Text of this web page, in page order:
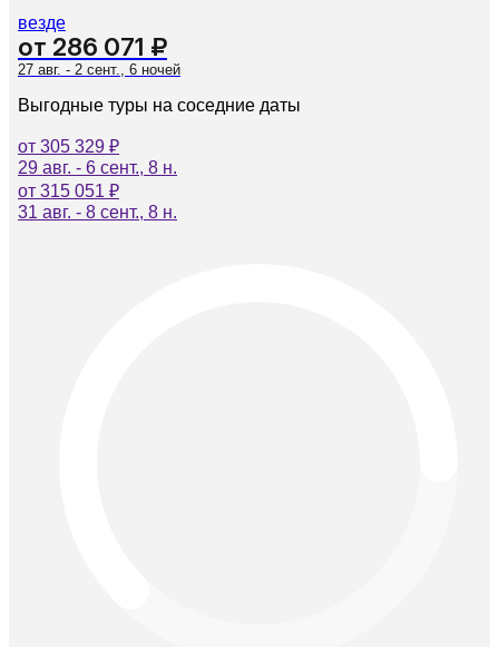
везде
от 286 071 ₽
27 авг. - 2 сент., 6 ночей
Выгодные туры на соседние даты
от 305 329 ₽
29 авг. - 6 сент., 8 н.
от 315 051 ₽
31 авг. - 8 сент., 8 н.